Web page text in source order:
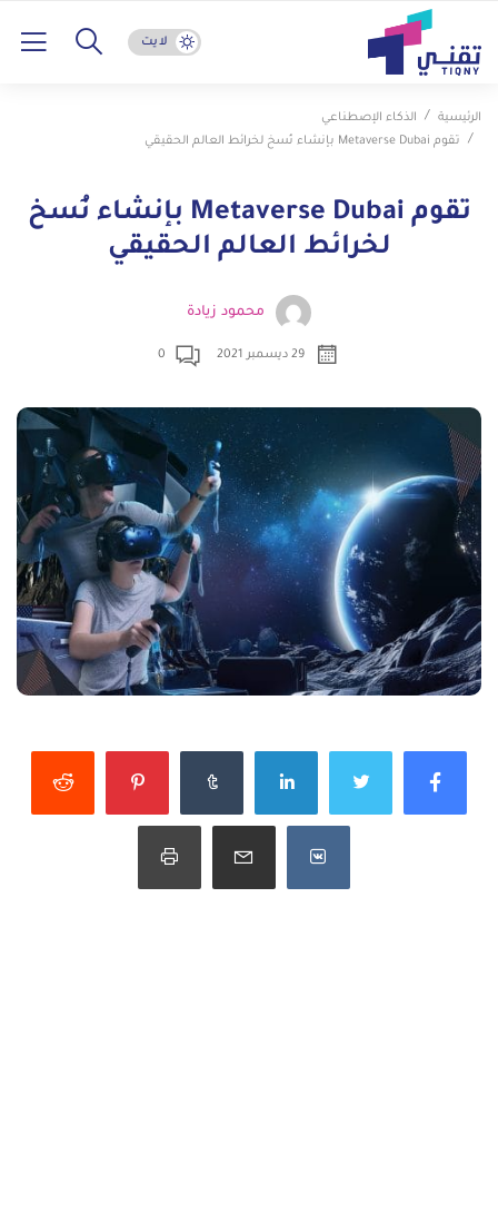
لايت
الرئيسية
الذكاء الإصطناعي
تقوم Metaverse Dubai بإنشاء نُسخ لخرائط العالم الحقيقي
تقوم Metaverse Dubai بإنشاء نُسخ
لخرائط العالم الحقيقي
محمود زيادة
29 ديسمبر 2021 0